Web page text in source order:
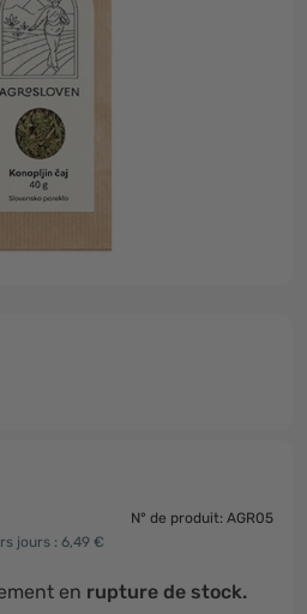
N° de produit: AGR05
jours : 6,49 €
en rupture de stock.